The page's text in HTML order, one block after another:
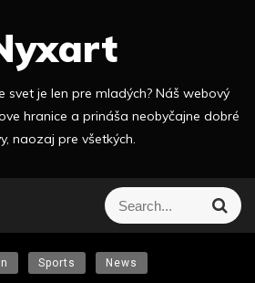
svet je len pre mladých? Náš webový
hranice a prináša neobyčajne dobré
naozaj pre všetkých.
S
e
r
S
e
a
Sports News